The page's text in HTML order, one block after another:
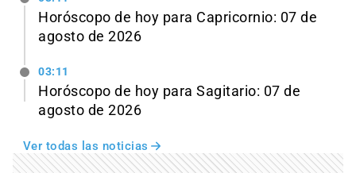
Horóscopo de hoy para Capricornio: 07 de
agosto de 2026
03:11
Horóscopo de hoy para Sagitario: 07 de
agosto de 2026
Ver todas las noticias